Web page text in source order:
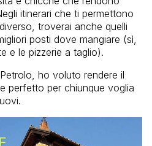
itinerari che ti permettono
troverai anche quelli
posti dove mangiare (sì,
e le pizzerie a taglio).
ho voluto rendere il
perfetto per chiunque voglia